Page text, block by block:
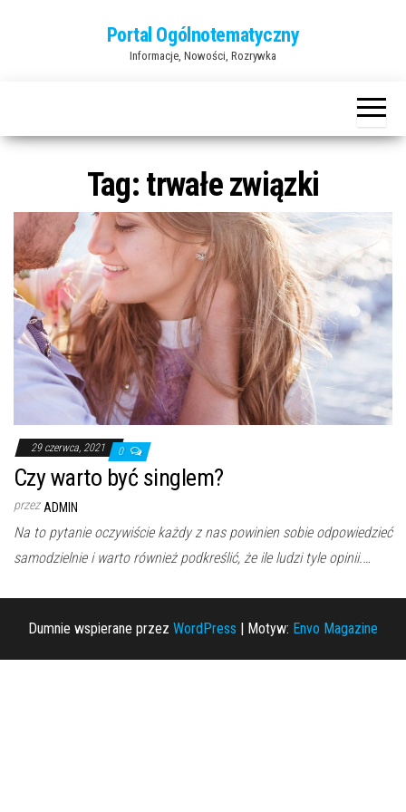
Portal Ogólnotematyczny
Informacje, Nowości, Rozrywka
Tag: trwałe związki
29 czerwca, 2021 0
Czy warto być singlem?
przez ADMIN
Na to pytanie oczywiście każdy z nas powinien sobie odpowiedzieć
samodzielnie i warto również podkreślić, że ile ludzi tyle opinii.…
Dumnie wspierane przez WordPress | Motyw: Envo Magazine